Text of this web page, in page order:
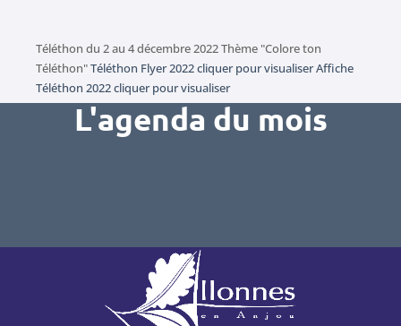
Téléthon du 2 au 4 décembre 2022 Thème "Colore ton
Téléthon"Téléthon Flyer 2022 cliquer pour visualiserAffiche
Téléthon 2022 cliquer pour visualiser
L'agenda du mois